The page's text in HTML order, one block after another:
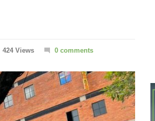
424 Views 0 comments